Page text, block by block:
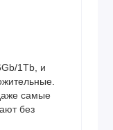
1Tb, и
самые
без